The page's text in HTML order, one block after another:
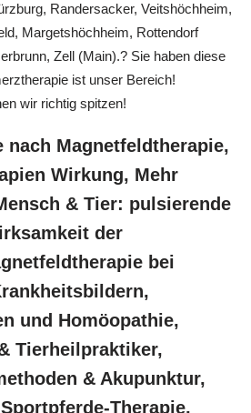
Randersacker, Veitshöchheim,
Margetshöchheim, Rottendorf
Zell (Main).? Sie haben diese
ist unser Bereich!
wir richtig spitzen!
nach Magnetfeldtherapie,
Wirkung, Mehr
& Tier: pulsierende
der
bei
und ‎Homöopathie,
‎Tierheilpraktiker,
& Akupunktur,
Therapie,